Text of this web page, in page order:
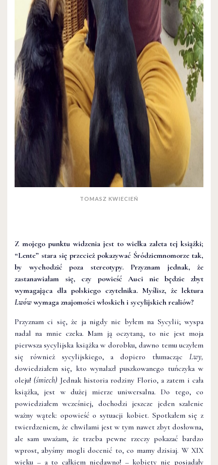
TOMASZ KWIECIEŃ
Z mojego punktu widzenia jest to wielka zaleta tej książki;
“Lente” stara się przecież pokazywać Śródziemnomorze tak,
by wychodzić poza stereotypy. Przyznam jednak, że
zastanawiałam się, czy powieść Auci nie będzie zbyt
wymagająca dla polskiego czytelnika. Myślisz, że lektura
Lwów wymaga znajomości włoskich i sycylijskich realiów?
Przyznam ci się, że ja nigdy nie byłem na Sycylii; wyspa
nadal na mnie czeka. Mam ją oczytaną, to nie jest moja
pierwsza sycylijska książka w dorobku, dawno temu uczyłem
się również sycylijskiego, a dopiero tłumacząc Lwy,
dowiedziałem się, kto wynalazł puszkowanego tuńczyka w
oleju! (śmiech) Jednak historia rodziny Florio, a zatem i cała
książka, jest w dużej mierze uniwersalna. Do tego, co
powiedziałem wcześniej, dochodzi jeszcze jeden szalenie
ważny wątek: opowieść o sytuacji kobiet. Spotkałem się z
twierdzeniem, że chwilami jest w tym nawet zbyt dosłowna,
ale sam uważam, że trzeba pewne rzeczy pokazać bardzo
wprost, abyśmy mogli docenić to, co mamy dzisiaj. W XIX
wieku – a to całkiem niedawno! – kobiety nie posiadały